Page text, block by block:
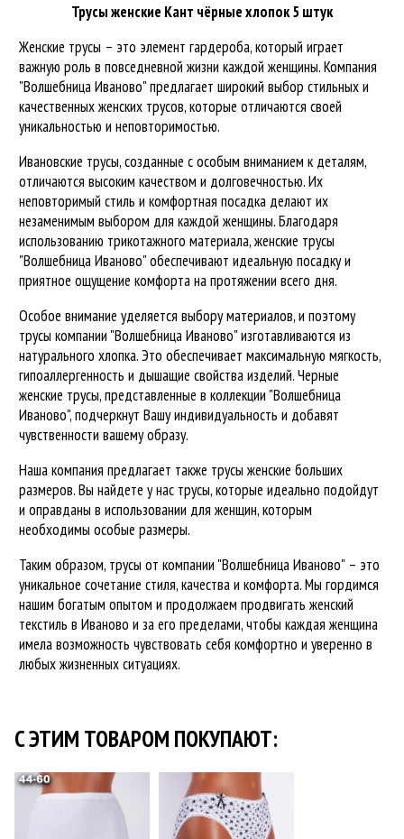
Трусы женские Кант чёрные хлопок 5 штук
Женские трусы – это элемент гардероба, который играет
важную роль в повседневной жизни каждой женщины. Компания
"Волшебница Иваново" предлагает широкий выбор стильных и
качественных женских трусов, которые отличаются своей
уникальностью и неповторимостью.
Ивановские трусы, созданные с особым вниманием к деталям,
отличаются высоким качеством и долговечностью. Их
неповторимый стиль и комфортная посадка делают их
незаменимым выбором для каждой женщины. Благодаря
использованию трикотажного материала, женские трусы
"Волшебница Иваново" обеспечивают идеальную посадку и
приятное ощущение комфорта на протяжении всего дня.
Особое внимание уделяется выбору материалов, и поэтому
трусы компании "Волшебница Иваново" изготавливаются из
натурального хлопка. Это обеспечивает максимальную мягкость,
гипоаллергенность и дышащие свойства изделий. Черные
женские трусы, представленные в коллекции "Волшебница
Иваново", подчеркнут Вашу индивидуальность и добавят
чувственности вашему образу.
Наша компания предлагает также трусы женские больших
размеров. Вы найдете у нас трусы, которые идеально подойдут
и оправданы в использовании для женщин, которым
необходимы особые размеры.
Таким образом, трусы от компании "Волшебница Иваново" – это
уникальное сочетание стиля, качества и комфорта. Мы гордимся
нашим богатым опытом и продолжаем продвигать женский
текстиль в Иваново и за его пределами, чтобы каждая женщина
имела возможность чувствовать себя комфортно и уверенно в
любых жизненных ситуациях.
C ЭТИМ ТОВАРОМ ПОКУПАЮТ: